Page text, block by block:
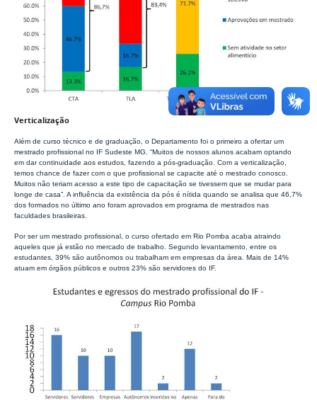
Verticalização
Além de curso técnico e de graduação, o Departamento foi o primeiro a ofertar um
mestrado profissional no IF Sudeste MG. “Muitos de nossos alunos acabam optando
em dar continuidade aos estudos, fazendo a pós-graduação. Com a verticalização,
temos chance de fazer com o que profissional se capacite até o mestrado conosco.
Muitos não teriam acesso a este tipo de capacitação se tivessem que se mudar para
longe de casa”. A influência da existência da pós é nítida quando se analisa que 46,7%
dos formados no último ano foram aprovados em programa de mestrados nas
faculdades brasileiras.
Por ser um mestrado profissional, o curso ofertado em Rio Pomba acaba atraindo
aqueles que já estão no mercado de trabalho. Segundo levantamento, entre os
estudantes, 39% são autônomos ou trabalham em empresas da área. Mais de 14%
atuam em órgãos públicos e outros 23% são servidores do IF.